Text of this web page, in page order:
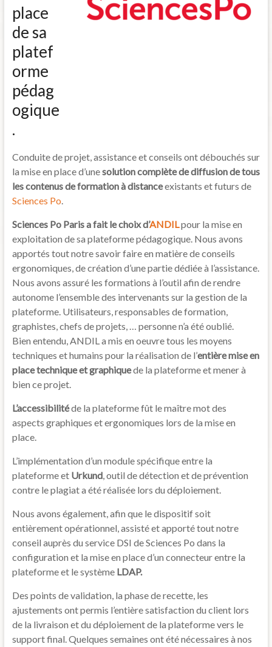
place
de sa
platef
orme
pédag
ogique
.
Conduite de projet, assistance et conseils ont débouchés sur
la mise en place d’unesolution complète de diffusion de tous
les contenus de formation à distanceexistants et futurs de
Sciences Po.
Sciences Po Paris a fait le choix d’ANDILpour la mise en
exploitation de sa plateforme pédagogique. Nous avons
apportés tout notre savoir faire en matière de conseils
ergonomiques, de création d’une partie dédiée à l’assistance.
Nous avons assuré les formations à l’outil afin de rendre
autonome l’ensemble des intervenants sur la gestion de la
plateforme. Utilisateurs, responsables de formation,
graphistes, chefs de projets, … personne n’a été oublié.
Bien entendu, ANDIL a mis en oeuvre tous les moyens
techniques et humains pour la réalisation de l’entière mise en
place technique et graphiquede la plateforme et mener à
bien ce projet.
L’accessibilitéde la plateforme fût le maître mot des
aspects graphiques et ergonomiques lors de la mise en
place.
L’implémentation d’un module spécifique entre la
plateforme et Urkund, outil de détection et de prévention
contre le plagiat a été réalisée lors du déploiement.
Nous avons également, afin que le dispositif soit
entièrement opérationnel, assisté et apporté tout notre
conseil auprès du service DSI de Sciences Po dans la
configuration et la mise en place d’un connecteur entre la
plateforme et le système LDAP.
Des points de validation, la phase de recette, les
ajustements ont permis l’entière satisfaction du client lors
de la livraison et du déploiement de la plateforme vers le
support final. Quelques semaines ont été nécessaires à nos